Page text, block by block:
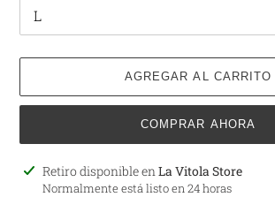
AGREGAR AL CARRITO
COMPRAR AHORA
Agregando
Retiro disponible en La Vitola Store
Normalmente está listo en 24 horas